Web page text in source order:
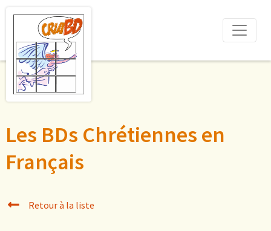
Les BDs Chrétiennes en
Français
Retour à la liste